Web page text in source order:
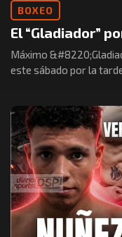
BOXEO
El “Gladiador”
Máximo
este sábado por la